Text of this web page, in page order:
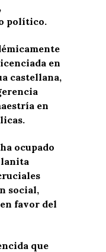
político.
en
castellana,
en
ocupado
social,
favor del
que